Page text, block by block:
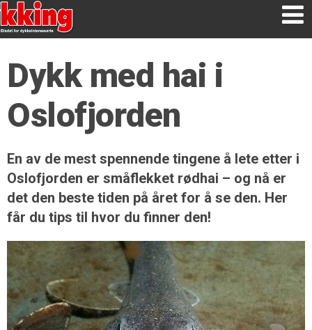
Dykk med hai i
Oslofjorden
En av de mest spennende tingene å lete etter i
Oslofjorden er småflekket rødhai – og nå er
det den beste tiden på året for å se den. Her
får du tips til hvor du finner den!